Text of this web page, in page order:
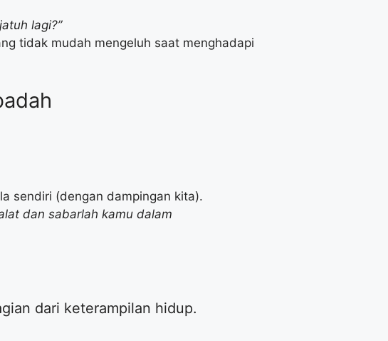
lagi?”
tidak mudah mengeluh saat menghadapi
sendiri (dengan dampingan kita).
dan sabarlah kamu dalam
dari keterampilan hidup.